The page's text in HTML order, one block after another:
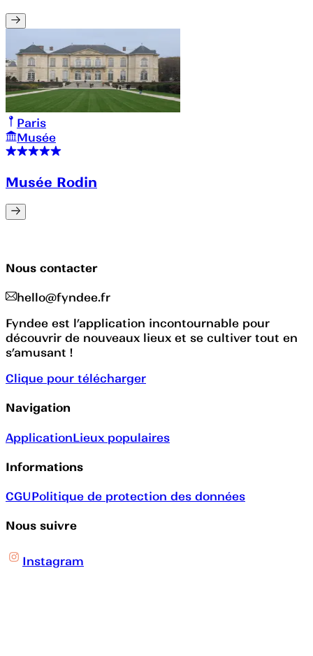
Paris
Musée
Musée Rodin
Nous contacter
hello@fyndee.fr
Fyndee est l’application incontournable pour
découvrir de nouveaux lieux et se cultiver tout en
s’amusant !
Clique pour télécharger
Navigation
ApplicationLieux populaires
Informations
CGUPolitique de protection des données
Nous suivre
Instagram